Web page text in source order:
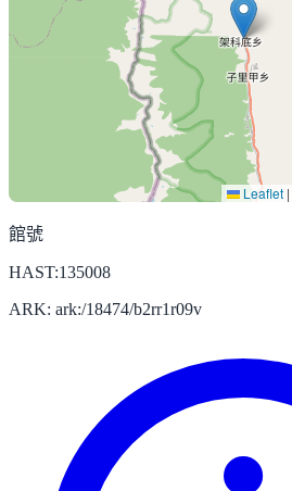
Leaflet |
館號
HAST:135008
ARK: ark:/18474/b2rr1r09v